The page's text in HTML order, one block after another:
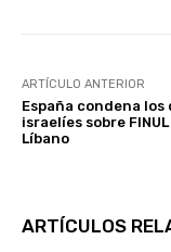
ARTÍCULO ANTERIOR
España condena los
israelíes sobre
Líbano
ARTÍCULOS